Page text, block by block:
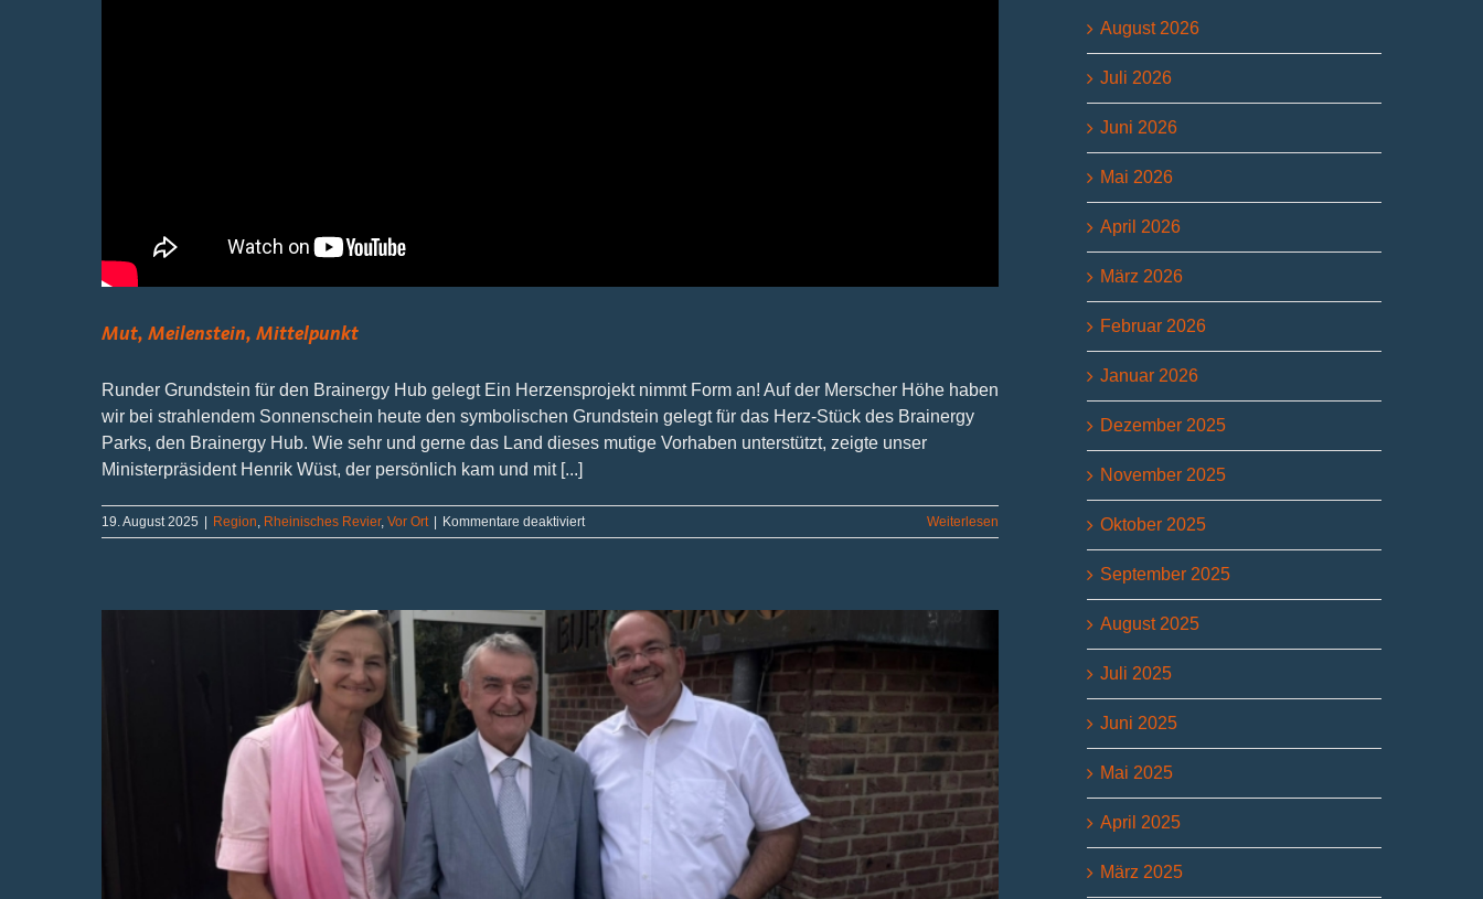
Mut, Meilenstein, Mittelpunkt
Runder Grundstein für den Brainergy Hub gelegt Ein Herzensprojekt nimmt Form an! Auf der Merscher Höhe haben
wir bei strahlendem Sonnenschein heute den symbolischen Grundstein gelegt für das Herz-Stück des Brainergy
Parks, den Brainergy Hub. Wie sehr und gerne das Land dieses mutige Vorhaben unterstützt, zeigte unser
Ministerpräsident Henrik Wüst, der persönlich kam und mit [...]
19. August 2025 Region, Rheinisches Revier, Vor Ort Kommentare deaktiviertfür
Mut,
Weiterlesen
August 2026
Juli 2026
Juni 2026
Mai 2026
April 2026
März 2026
Februar 2026
Januar 2026
Dezember 2025
November 2025
Oktober 2025
September 2025
August 2025
Juli 2025
Juni 2025
Mai 2025
April 2025
März 2025